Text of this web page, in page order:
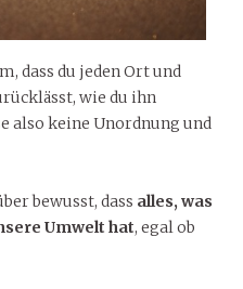
dass du jeden Ort und
wie du ihn
also keine Unordnung und
bewusst, dass alles, was
Umwelt hat, egal ob